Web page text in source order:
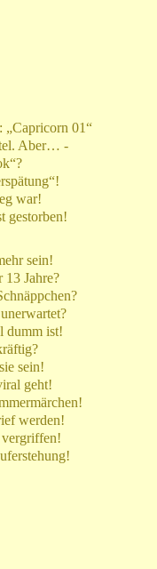
„Capricorn 01“
Aber… -
war!
gestorben!
sein!
Jahre?
dumm ist!
sein!
geht!
werden!